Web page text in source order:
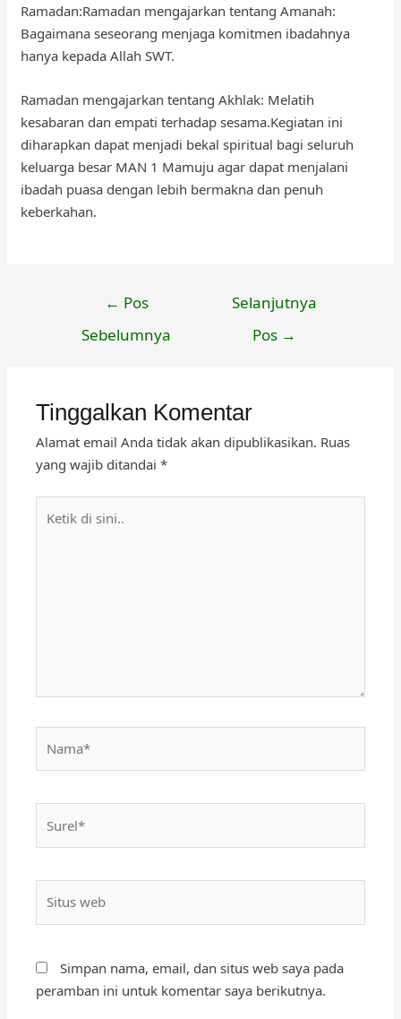
Ramadan:Ramadan mengajarkan tentang Amanah:
Bagaimana seseorang menjaga komitmen ibadahnya
hanya kepada Allah SWT.
Ramadan mengajarkan tentang Akhlak: Melatih
kesabaran dan empati terhadap sesama.Kegiatan ini
diharapkan dapat menjadi bekal spiritual bagi seluruh
keluarga besar MAN 1 Mamuju agar dapat menjalani
ibadah puasa dengan lebih bermakna dan penuh
keberkahan.
← Pos
Sebelumnya
Selanjutnya
Pos →
Tinggalkan Komentar
Alamat email Anda tidak akan dipublikasikan. Ruas
yang wajib ditandai*
web
Simpan nama, email, dan situs web saya pada
peramban ini untuk komentar saya berikutnya.